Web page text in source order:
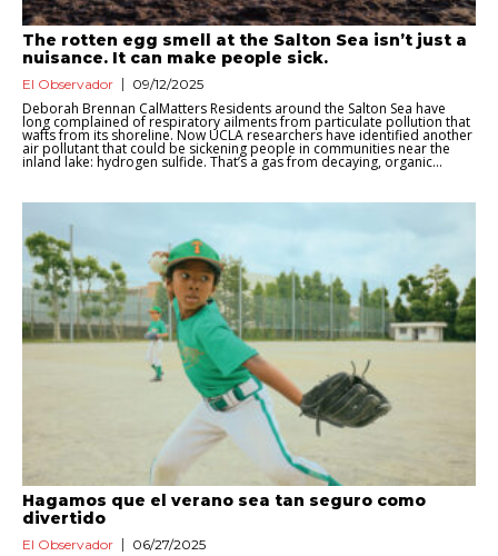
The rotten egg smell at the Salton Sea isn’t just a
nuisance. It can make people sick.
El Observador 09/12/2025
Deborah Brennan CalMatters Residents around the Salton Sea have
long complained of respiratory ailments from particulate pollution that
wafts from its shoreline. Now UCLA researchers have identified another
air pollutant that could be sickening people in communities near the
inland lake: hydrogen sulfide. That’s a gas from decaying, organic...
​Hagamos que el verano sea tan seguro como
divertido
El Observador 06/27/2025